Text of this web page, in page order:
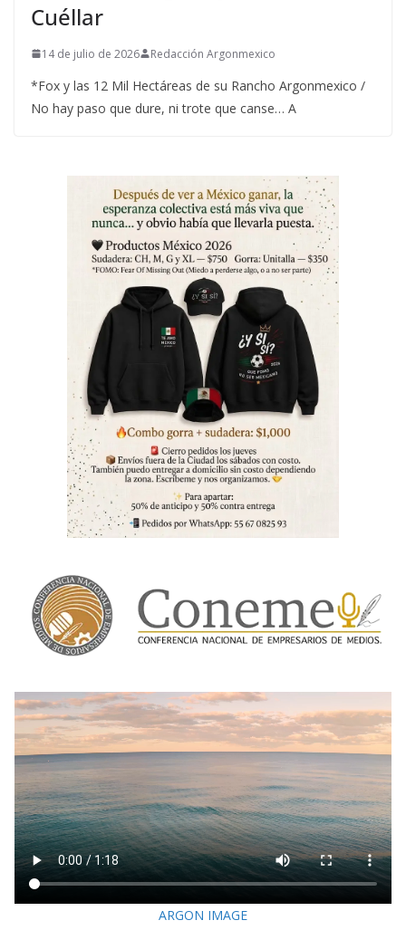
Cuéllar
14 de julio de 2026 Redacción Argonmexico
*Fox y las 12 Mil Hectáreas de su Rancho Argonmexico /
No hay paso que dure, ni trote que canse… A
ARGON IMAGE